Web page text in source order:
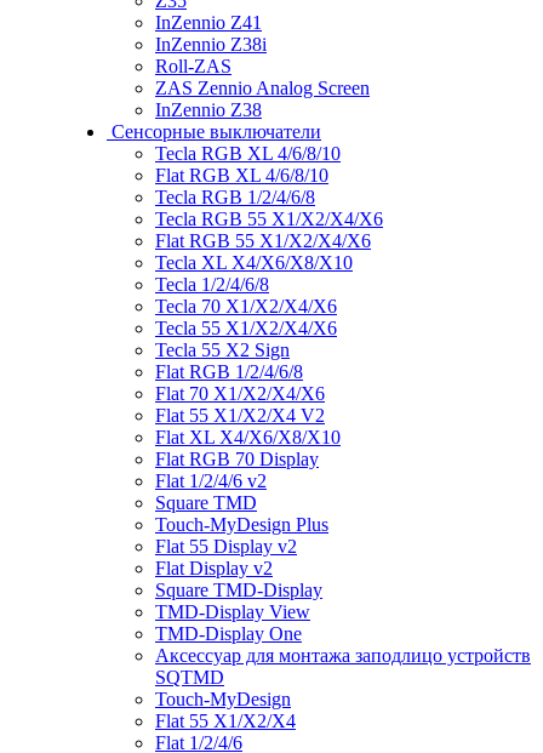
InZennio Z41
InZennio Z38i
Roll-ZAS
ZAS Zennio Analog Screen
InZennio Z38
Сенсорные выключатели
Tecla RGB XL 4/6/8/10
Flat RGB XL 4/6/8/10
Tecla RGB 1/2/4/6/8
Tecla RGB 55 X1/X2/X4/X6
Flat RGB 55 X1/X2/X4/X6
Tecla XL X4/X6/X8/X10
Tecla 1/2/4/6/8
Tecla 70 X1/X2/X4/X6
Tecla 55 X1/X2/X4/X6
Tecla 55 X2 Sign
Flat RGB 1/2/4/6/8
Flat 70 X1/X2/X4/X6
Flat 55 X1/X2/X4 V2
Flat XL X4/X6/X8/X10
Flat RGB 70 Display
Flat 1/2/4/6 v2
Square TMD
Touch-MyDesign Plus
Flat 55 Display v2
Flat Display v2
Square TMD-Display
TMD-Display View
TMD-Display One
Аксессуар для монтажа заподлицо устройств
SQTMD
Touch-MyDesign
Flat 55 X1/X2/X4
Flat 1/2/4/6